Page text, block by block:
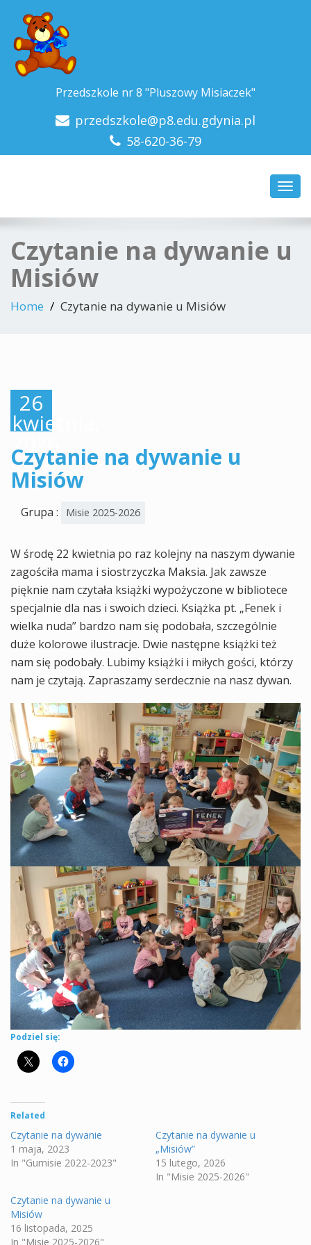
Przedszkole nr 8 "Pluszowy Misiaczek"
przedszkole@p8.edu.gdynia.pl
58-620-36-79
Czytanie na dywanie u
Misiów
Home Czytanie na dywanie u Misiów
26
kwietnia,
2026
Czytanie na dywanie u
Misiów
Grupa : Misie 2025-2026
W środę 22 kwietnia po raz kolejny na naszym dywanie
zagościła mama i siostrzyczka Maksia. Jak zawsze
pięknie nam czytała książki wypożyczone w bibliotece
specjalnie dla nas i swoich dzieci. Książka pt. „Fenek i
wielka nuda” bardzo nam się podobała, szczególnie
duże kolorowe ilustracje. Dwie następne książki też
nam się podobały. Lubimy książki i miłych gości, którzy
nam je czytają. Zapraszamy serdecznie na nasz dywan.
Podziel się:
Related
Czytanie na dywanie
1 maja, 2023
In "Gumisie 2022-2023"
Czytanie na dywanie u
„Misiów”
15 lutego, 2026
In "Misie 2025-2026"
Czytanie na dywanie u
Misiów
16 listopada, 2025
In "Misie 2025-2026"